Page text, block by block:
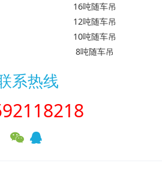
16吨随车吊
12吨随车吊
10吨随车吊
8吨随车吊
系热线